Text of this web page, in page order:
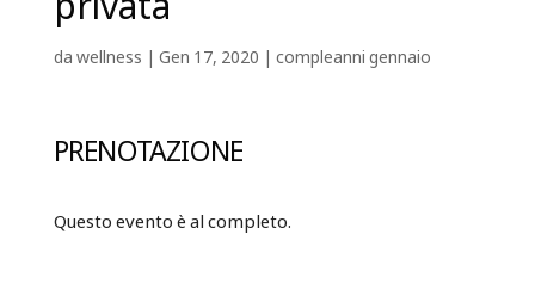
dawellness | Gen 17, 2020 | compleanni gennaio
PRENOTAZIONE
Questo evento è al completo.